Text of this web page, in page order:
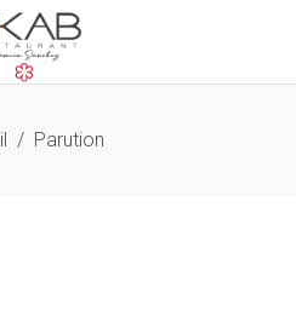
/ Parution